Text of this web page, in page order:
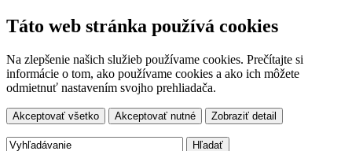
Táto web stránka používá cookies
Na zlepšenie našich služieb používame cookies. Prečítajte si
informácie o tom, ako používame cookies a ako ich môžete
odmietnuť nastavením svojho prehliadača.
Akceptovať všetko Akceptovať nutné Zobraziť detail